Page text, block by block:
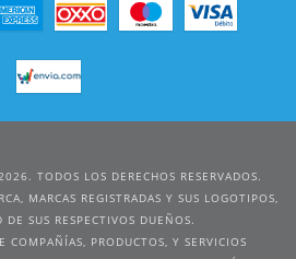
TODOS LOS DERECHOS RESERVADOS.